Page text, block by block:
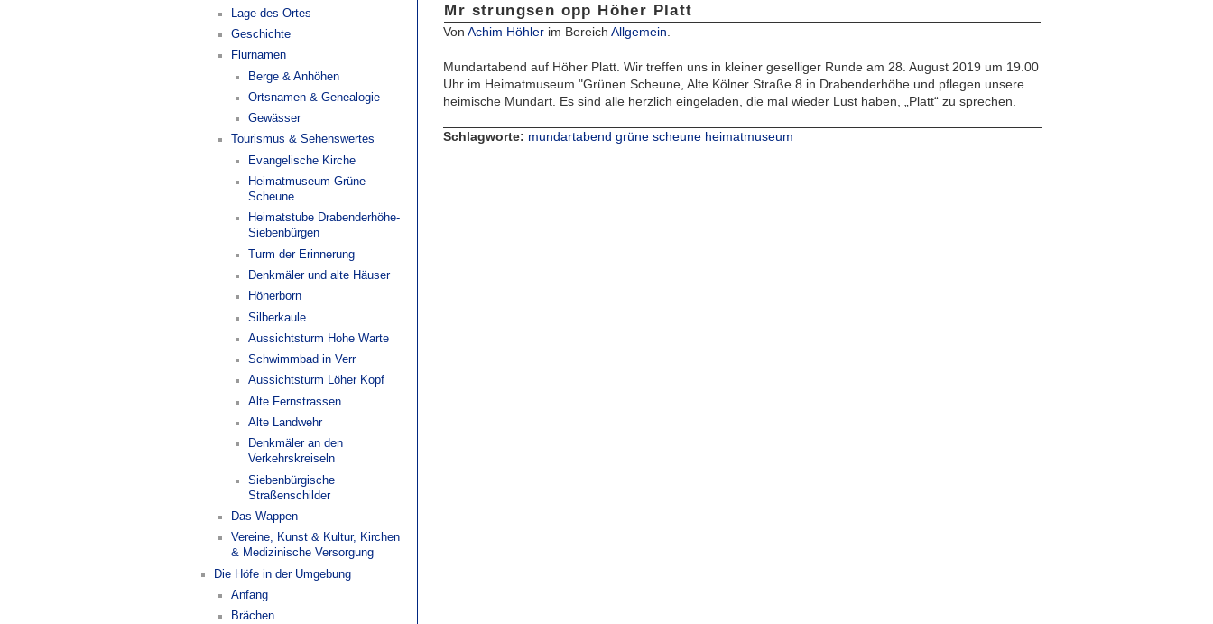
Lage des Ortes
Geschichte
Flurnamen
Berge & Anhöhen
Ortsnamen & Genealogie
Gewässer
Tourismus & Sehenswertes
Evangelische Kirche
Heimatmuseum Grüne
Scheune
Heimatstube Drabenderhöhe-
Siebenbürgen
Turm der Erinnerung
Denkmäler und alte Häuser
Hönerborn
Silberkaule
Aussichtsturm Hohe Warte
Schwimmbad in Verr
Aussichtsturm Löher Kopf
Alte Fernstrassen
Alte Landwehr
Denkmäler an den
Verkehrskreiseln
Siebenbürgische
Straßenschilder
Das Wappen
Vereine, Kunst & Kultur, Kirchen
& Medizinische Versorgung
Die Höfe in der Umgebung
Anfang
Brächen
Mr strungsen opp Höher Platt
Von Achim Höhler im Bereich Allgemein
Mundartabend auf Höher Platt. Wir treffen uns in kleiner geselliger Runde am 28. August 2019 um 19.00
Uhr im Heimatmuseum "Grünen Scheune, Alte Kölner Straße 8 in Drabenderhöhe und pflegen unsere
heimische Mundart. Es sind alle herzlich eingeladen, die mal wieder Lust haben, „Platt“ zu sprechen.
Schlagworte: mundartabend grüne scheune heimatmuseum